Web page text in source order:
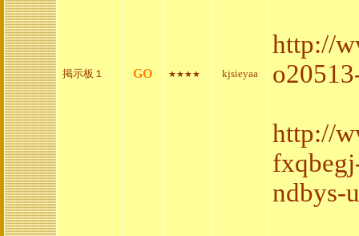
掲示板１ GO ★★★★ kjsieyaa
http://
http://
ndbys-